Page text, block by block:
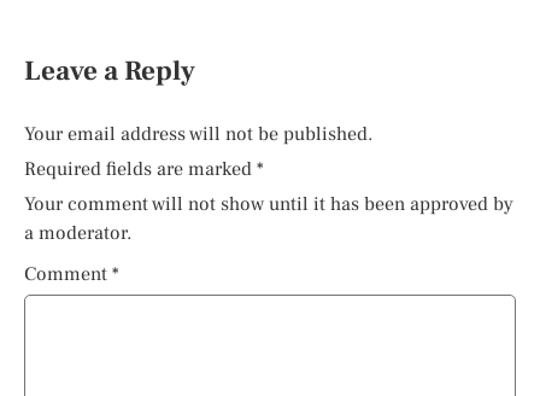
Leave a Reply
Your email address will not be published.
Required fields are marked *
Your comment will not show until it has been approved by
a moderator.
Comment *